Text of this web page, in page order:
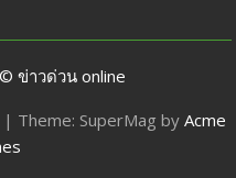
ข่าวด่วน online
| Theme: SuperMag by Acme